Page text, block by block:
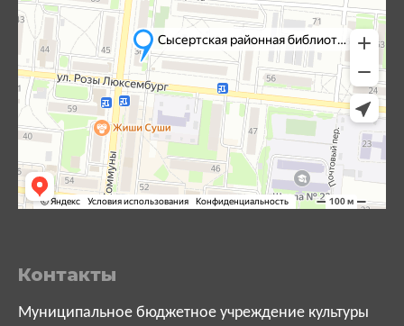
Контакты
Муниципальное бюджетное учреждение культуры